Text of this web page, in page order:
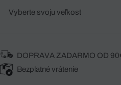
Vyberte svoju veľkosť
DOPRAVA ZADARMO OD
Bezplatné vrátenie